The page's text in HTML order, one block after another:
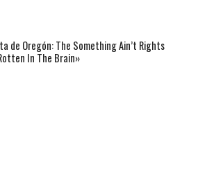
de Oregón: The Something Ain’t Rights
In The Brain»